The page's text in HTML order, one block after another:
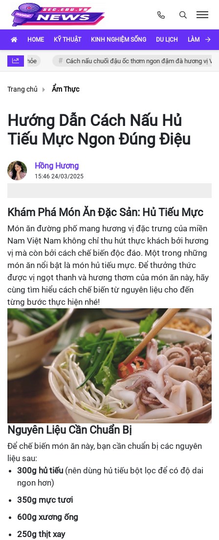
HOME KỸ THUẬT KINH NGHIỆM SỐNG DU LỊCH LÀM ĐẸP
Cách nấu chuối đậu ốc thơm ngon đậm đà hương vị Việt
Trang chủ Ẩm Thực
Hướng Dẫn Cách Nấu Hủ
Tiếu Mực Ngon Đúng Điệu
Hồng Hương
15:46 24/03/2025
Khám Phá Món Ăn Đặc Sản: Hủ Tiếu Mực
Món ăn đường phố mang hương vị đặc trưng của miền
Nam Việt Nam không chỉ thu hút thực khách bởi hương
vị mà còn bởi cách chế biến độc đáo. Một trong những
món ăn nổi bật là món hủ tiếu mực. Để thưởng thức
được vị ngọt thanh và hương thơm của món ăn này, hãy
cùng tìm hiểu cách chế biến từ nguyên liệu cho đến
từng bước thực hiện nhé!
Nguyên Liệu Cần Chuẩn Bị
Để chế biến món ăn này, bạn cần chuẩn bị các nguyên
liệu sau:
300g hủ tiếu (nên dùng hủ tiếu bột lọc để có độ dai
ngon hơn)
350g mực tươi
600g xương ống
250g thịt xay